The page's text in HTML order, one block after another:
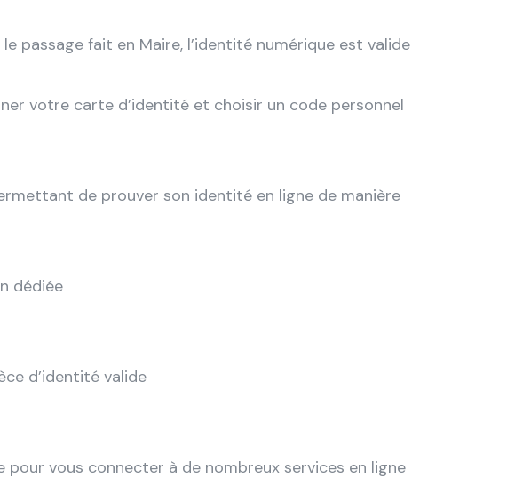
passage fait en Maire, l’identité numérique est valide
votre carte d’identité et choisir un code personnel
de prouver son identité en ligne de manière
dédiée
d’identité valide
vous connecter à de nombreux services en ligne